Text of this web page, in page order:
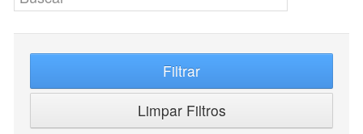
Filtrar
Limpar Filtros